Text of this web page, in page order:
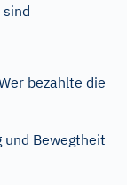
bezahlte die
und Bewegtheit